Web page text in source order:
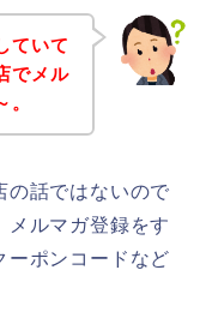
ていて
でメル
の話ではないので
メルマガ登録をす
ーポンコードなど